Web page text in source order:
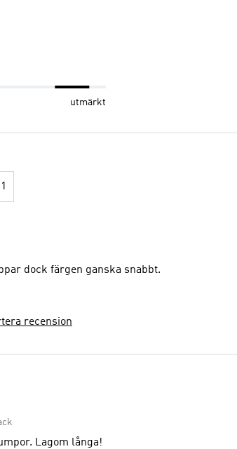
utmärkt
1
dock färgen ganska snabbt.
recension
Lagom långa!